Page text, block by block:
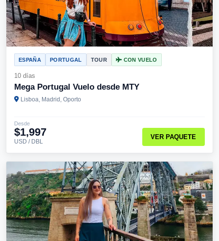
ESPAÑA PORTUGAL TOUR CON VUELO
10 días
Mega Portugal Vuelo desde MTY
Lisboa, Madrid, Oporto
Desde
$1,997
USD / DBL
VER PAQUETE